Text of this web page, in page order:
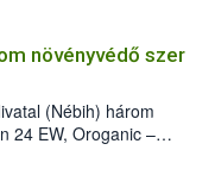
a szlovák
megállítása érdekében.
növényvédő szer
(Nébih) három
24 EW, Oroganic –
szüretet követően,